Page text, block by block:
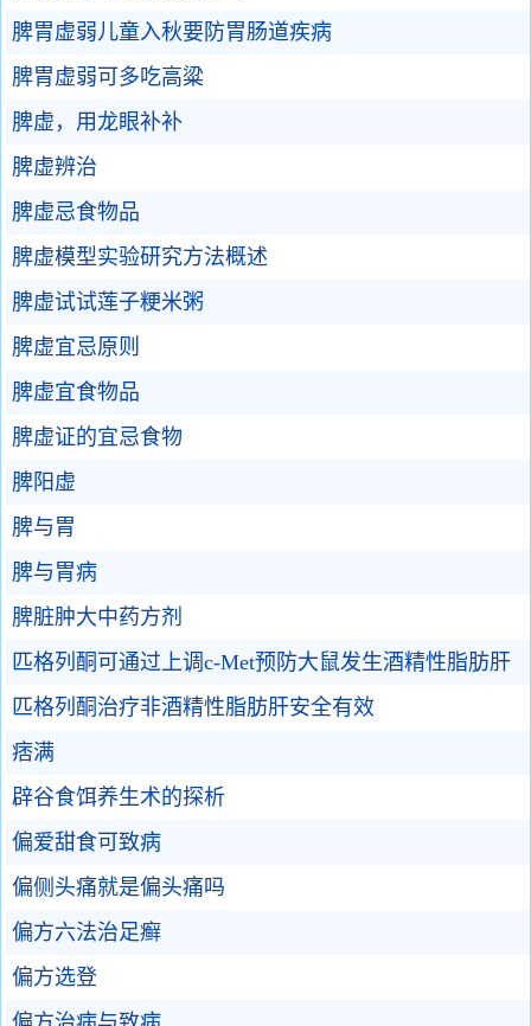
脾胃虚弱儿童入秋要防胃肠道疾病
脾胃虚弱可多吃高粱
脾虚，用龙眼补补
脾虚辨治
脾虚忌食物品
脾虚模型实验研究方法概述
脾虚试试莲子粳米粥
脾虚宜忌原则
脾虚宜食物品
脾虚证的宜忌食物
脾阳虚
脾与胃
脾与胃病
脾脏肿大中药方剂
匹格列酮可通过上调c-Met预防大鼠发生酒精性脂肪肝
匹格列酮治疗非酒精性脂肪肝安全有效
痞满
辟谷食饵养生术的探析
偏爱甜食可致病
偏侧头痛就是偏头痛吗
偏方六法治足癣
偏方选登